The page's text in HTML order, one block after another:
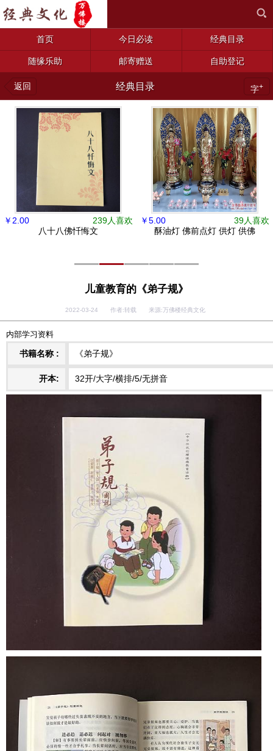
首页 今日必读 经典目录
随缘乐助 邮寄赠送 自助登记
返回 经典目录 字+
239人喜欢
￥ 2.00
八十八佛忏悔文
39人喜欢
￥5.00
酥油灯 佛前点灯 供灯 供佛
儿童教育的《弟子规》
2022-03-24 作者:转载 来源:万佛楼经典文化
内部学习资料
书籍名称 : 《弟子规》
开本: 32开/大字/横排/5/无拼音